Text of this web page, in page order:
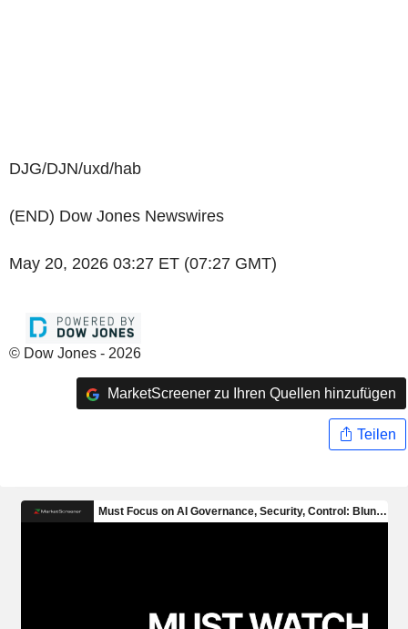
DJG/DJN/uxd/hab
(END) Dow Jones Newswires
May 20, 2026 03:27 ET (07:27 GMT)
© Dow Jones - 2026
MarketScreener zu Ihren Quellen hinzufügen
Teilen